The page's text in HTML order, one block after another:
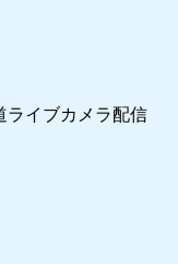
ライブカメラ配信